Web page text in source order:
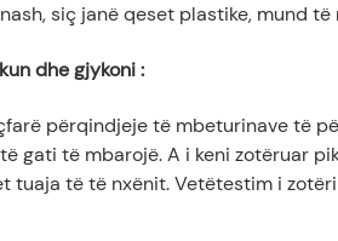
siç janë qeset plastike, mund
dhe gjykoni:
përqindjeje të mbeturinave të
gati të mbarojë. A i keni zotëruar
tuaja të të nxënit. Vetëtestim i